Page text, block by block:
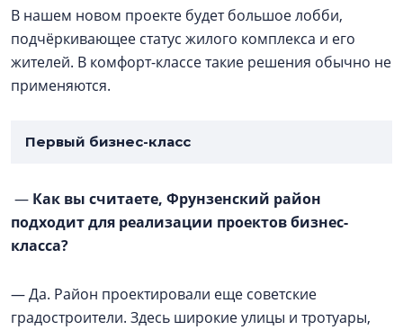
В нашем новом проекте будет большое лобби,
подчёркивающее статус жилого комплекса и его
жителей. В комфорт-классе такие решения обычно не
применяются.
Первый бизнес-класс
— Как вы считаете, Фрунзенский район
подходит для реализации проектов бизнес-
класса?
— Да. Район проектировали еще советские
градостроители. Здесь широкие улицы и тротуары,